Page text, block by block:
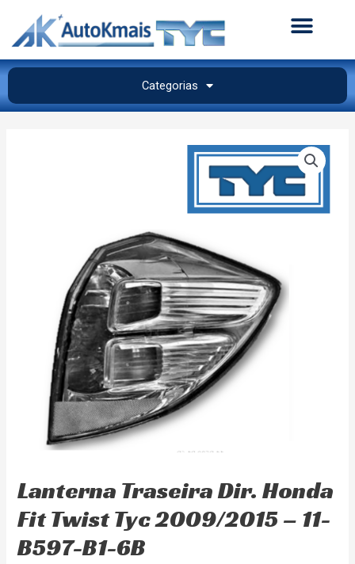
Categorias
Lanterna Traseira Dir. Honda
Fit Twist Tyc 2009/2015 – 11-
B597-B1-6B